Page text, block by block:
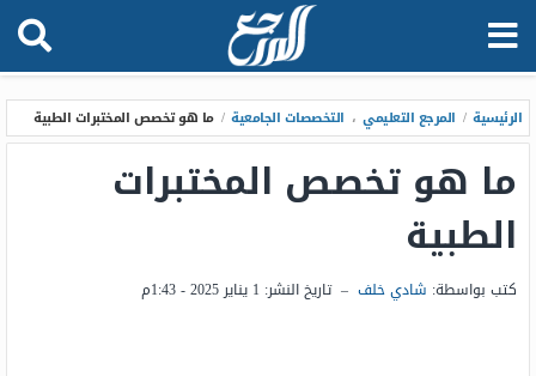
الرئيسية / المرجع التعليمي ، التخصصات الجامعية / ما هو تخصص المختبرات الطبية
ما هو تخصص المختبرات
الطبية
كتب بواسطة: شادي خلف – تاريخ النشر: 1 يناير 2025 - 1:43م